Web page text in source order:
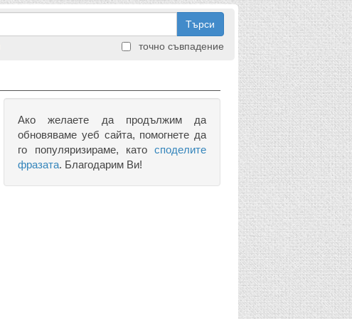
Търси
точно съвпадение
Ако желаете да продължим да
обновяваме уеб сайта, помогнете да
го популяризираме, като споделите
фразата. Благодарим Ви!